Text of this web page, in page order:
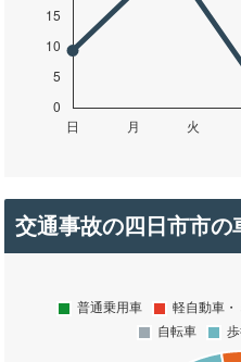
交通事故の四日市市の